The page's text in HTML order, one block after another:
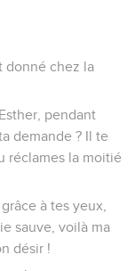
donné chez la
pendant
demande ? Il te
réclames la moitié
à tes yeux,
sauve, voilà ma
désir !